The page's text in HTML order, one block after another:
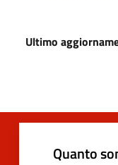
Ultimo
Quanto